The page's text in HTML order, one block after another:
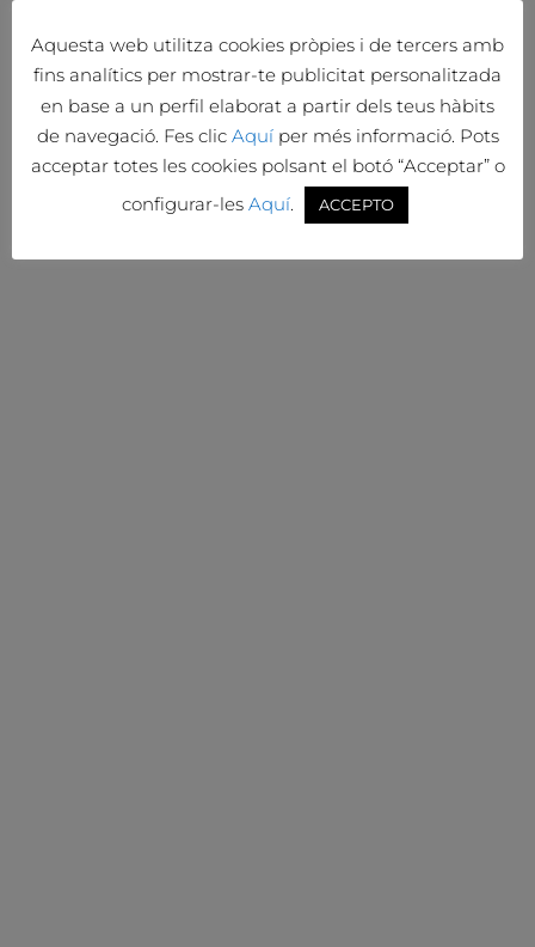
Aquesta web utilitza cookies pròpies i de tercers amb
fins analítics per mostrar-te publicitat personalitzada
en base a un perfil elaborat a partir dels teus hàbits
de navegació. Fes clic Aquíper més informació. Pots
acceptar totes les cookies polsant el botó “Acceptar” o
configurar-les Aquí. ACCEPTO